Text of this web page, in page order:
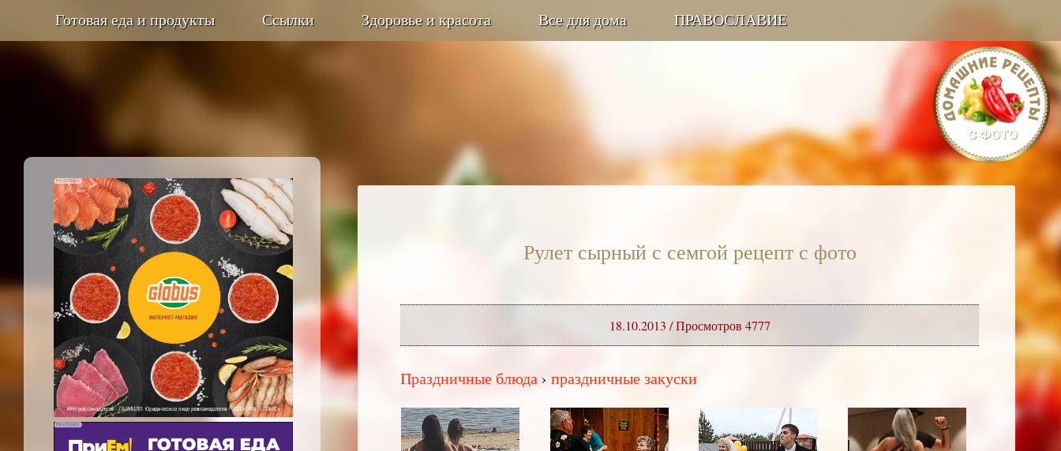
Готовая еда и продукты Ссылки Здоровье и красота Все для дома ПРАВОСЛАВИЕ
Рулет сырный с семгой рецепт с фото
18.10.2013 / Просмотров 4777
Праздничные блюда ›праздничные закуски